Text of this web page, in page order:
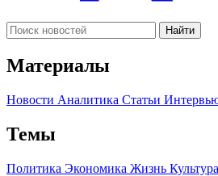
Найти
Материалы
Новости Аналитика Статьи
Темы
Политика Экономика Жизнь Культура